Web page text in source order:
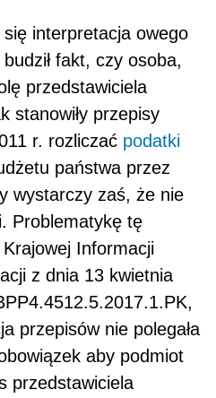
się interpretacja owego
fakt, czy osoba,
przedstawiciela
stanowiły przepisy
r. rozliczać podatki
państwa przez
wystarczy zaś, że nie
Problematykę tę
Informacji
z dnia 13 kwietnia
przepisów nie polegała
aby podmiot
przedstawiciela